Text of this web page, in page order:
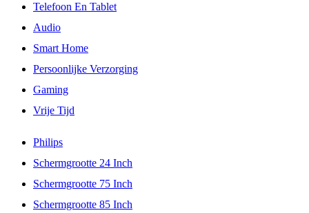
Telefoon En Tablet
Audio
Smart Home
Persoonlijke Verzorging
Gaming
Vrije Tijd
Philips
Schermgrootte 24 Inch
Schermgrootte 75 Inch
Schermgrootte 85 Inch